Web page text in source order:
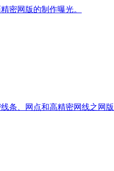
助设
密网版的制作曝光。
条、网点和高精密网线之网